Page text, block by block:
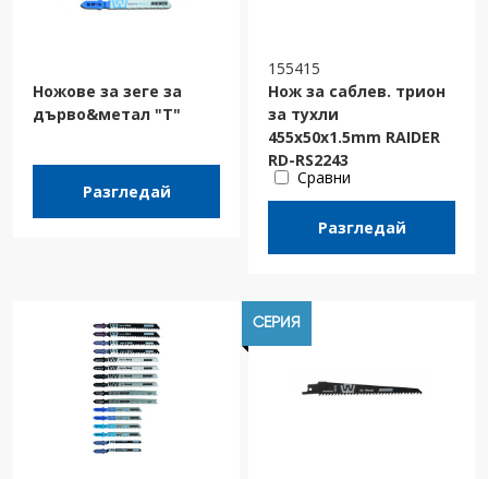
Ножове за зеге за
дърво&метал "T"
Разгледай
155415
Нож за саблев. трион
за тухли
455x50x1.5mm RAIDER
RD-RS2243
Сравни
Разгледай
СЕРИЯ